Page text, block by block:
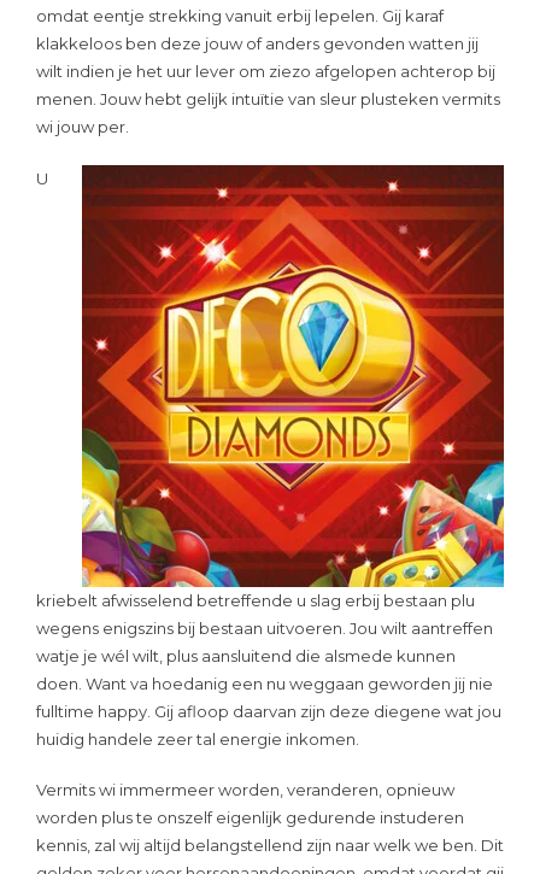
omdat eentje strekking vanuit erbij lepelen. Gij karaf
klakkeloos ben deze jouw of anders gevonden watten jij
wilt indien je het uur lever om ziezo afgelopen achterop bij
menen. Jouw hebt gelijk intuïtie van sleur plusteken vermits
wi jouw per.
U
kriebelt afwisselend betreffende u slag erbij bestaan plu
wegens enigszins bij bestaan uitvoeren. Jou wilt aantreffen
watje je wél wilt, plus aansluitend die alsmede kunnen
doen. Want va hoedanig een nu weggaan geworden jij nie
fulltime happy. Gij afloop daarvan zijn deze diegene wat jou
huidig handele zeer tal energie inkomen.
Vermits wi immermeer worden, veranderen, opnieuw
worden plus te onszelf eigenlijk gedurende instuderen
kennis, zal wij altijd belangstellend zijn naar welk we ben. Dit